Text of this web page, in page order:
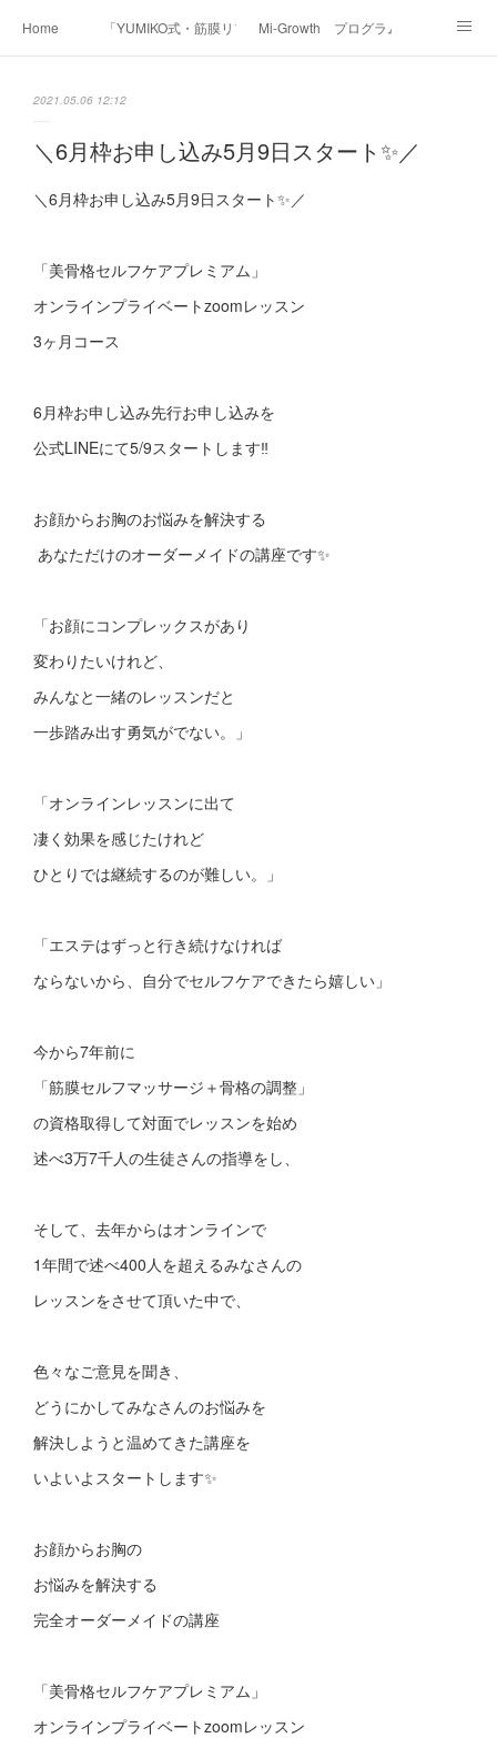
Home 「YUMIKO式・筋膜リフト美顔」Mi-Growth プログラム
2021.05.06 12:12
＼6月枠お申し込み5月9日スタート✨／
＼6月枠お申し込み5月9日スタート✨／
「美骨格セルフケアプレミアム」
オンラインプライベートzoomレッスン
3ヶ月コース
6月枠お申し込み先行お申し込みを
公式LINEにて5/9スタートします‼︎
お顔からお胸のお悩みを解決する
あなただけのオーダーメイドの講座です✨
「お顔にコンプレックスがあり
変わりたいけれど、
みんなと一緒のレッスンだと
一歩踏み出す勇気がでない。」
「オンラインレッスンに出て
凄く効果を感じたけれど
ひとりでは継続するのが難しい。」
「エステはずっと行き続けなければ
ならないから、自分でセルフケアできたら嬉しい」
今から7年前に
「筋膜セルフマッサージ＋骨格の調整」
の資格取得して対面でレッスンを始め
述べ3万7千人の生徒さんの指導をし、
そして、去年からはオンラインで
1年間で述べ400人を超えるみなさんの
レッスンをさせて頂いた中で、
色々なご意見を聞き、
どうにかしてみなさんのお悩みを
解決しようと温めてきた講座を
いよいよスタートします✨
お顔からお胸の
お悩みを解決する
完全オーダーメイドの講座
「美骨格セルフケアプレミアム」
オンラインプライベートzoomレッスン